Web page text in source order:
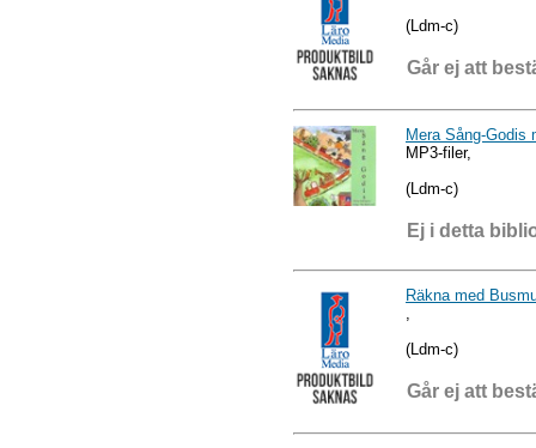
(Ldm-c)
Går ej att
Mera Sång-Godis
MP3-filer,
(Ldm-c)
Ej i detta
Räkna med
(Ldm-c)
Går ej att